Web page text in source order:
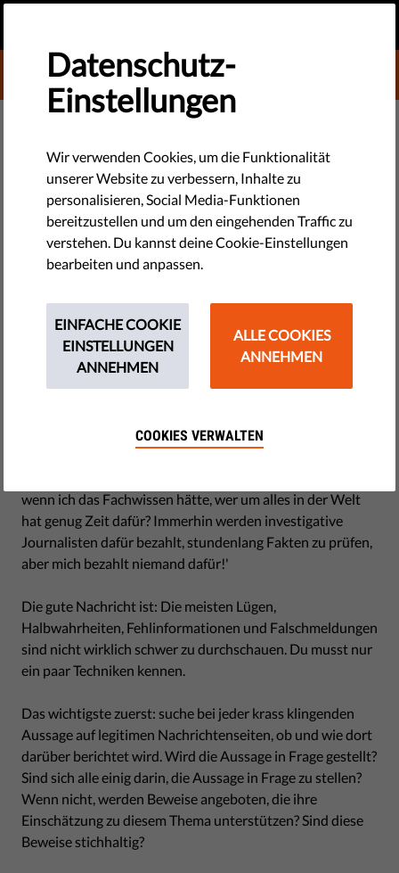
DONATE TO LIBERTIES
TECHNOLOGIE & RECHTE
Falschmeldungen in den Medien:
Wie erkennt man, was echt ist
und was nicht?
In unserem neuesten Video Überleben im Autoritarismus
hinweist und Ignoranz mit Fakten überführst, denn wenn
niemand gegen die unverhohlenen Lügen der Autoritären
ankämpft, werden sie gewinnen.
wenn ich das Fachwissen hätte, wer um alles in der Welt
hat genug Zeit dafür? Immerhin werden investigative
Journalisten dafür bezahlt, stundenlang Fakten zu prüfen,
aber mich bezahlt niemand dafür!'
Die gute Nachricht ist: Die meisten Lügen,
Halbwahrheiten, Fehlinformationen und Falschmeldungen
sind nicht wirklich schwer zu durchschauen. Du musst nur
ein paar Techniken kennen.
Das wichtigste zuerst: suche bei jeder krass klingenden
Aussage auf legitimen Nachrichtenseiten, ob und wie dort
darüber berichtet wird. Wird die Aussage in Frage gestellt?
Sind sich alle einig darin, die Aussage in Frage zu stellen?
Wenn nicht, werden Beweise angeboten, die ihre
Einschätzung zu diesem Thema unterstützen? Sind diese
Beweise stichhaltig?
Datenschutz-
Einstellungen
Wir verwenden Cookies, um die Funktionalität
unserer Website zu verbessern, Inhalte zu
personalisieren, Social Media-Funktionen
bereitzustellen und um den eingehenden Traffic zu
verstehen. Du kannst deine Cookie-Einstellungen
bearbeiten und anpassen.
EINFACHE COOKIE
EINSTELLUNGEN
ANNEHMEN
ALLE COOKIES
ANNEHMEN
COOKIES VERWALTEN